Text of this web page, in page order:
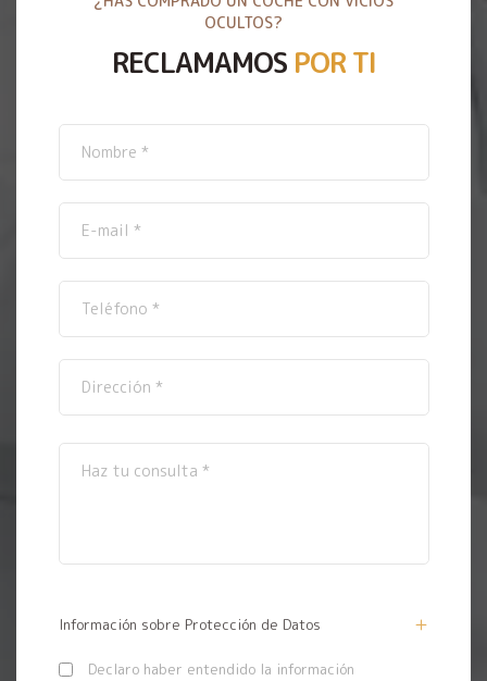
OCULTOS?
RECLAMAMOS POR TI
Información sobre Protección de Datos
Declaro haber entendido la información